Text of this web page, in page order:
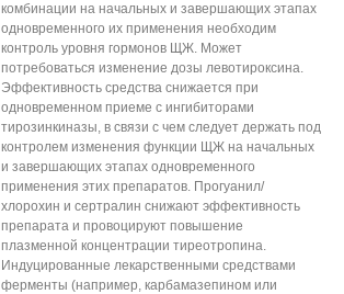
комбинации на начальных и завершающих этапах
одновременного их применения необходим
контроль уровня гормонов ЩЖ. Может
потребоваться изменение дозы левотироксина.
Эффективность средства снижается при
одновременном приеме с ингибиторами
тирозинкиназы, в связи с чем следует держать под
контролем изменения функции ЩЖ на начальных
и завершающих этапах одновременного
применения этих препаратов. Прогуанил/
хлорохин и сертралин снижают эффективность
препарата и провоцируют повышение
плазменной концентрации тиреотропина.
Индуцированные лекарственными средствами
ферменты (например, карбамазепином или